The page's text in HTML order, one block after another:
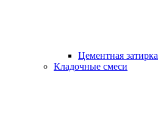
Цементная затирка
Кладочные смеси